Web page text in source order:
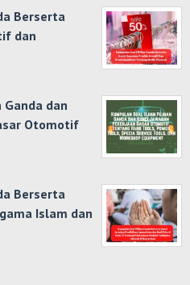
Berserta
dan
dan
Otomotif
Berserta
Islam dan